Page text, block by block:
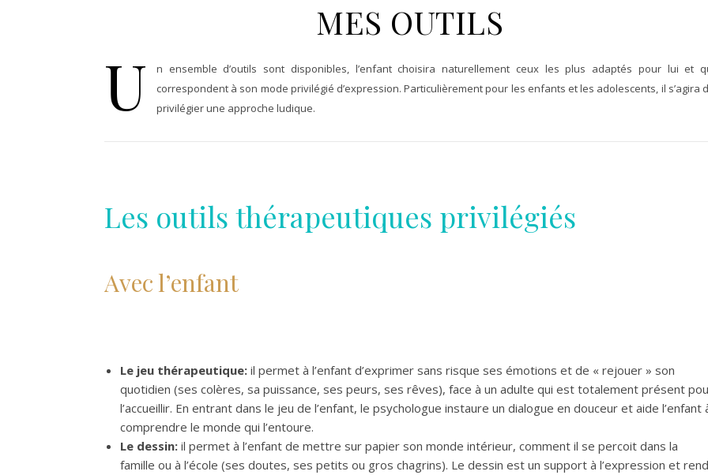
MES OUTILS
U
n ensemble d’outils sont disponibles, l’enfant choisira naturellement ceux les plus adaptés pour lui et
correspondent à son mode privilégié d’expression. Particulièrement pour les enfants et les adolescents, il s’agira
privilégier une approche ludique.
Les outils thérapeutiques privilégiés
Avec l’enfant
Le jeu thérapeutique: il permet à l’enfant d’exprimer sans risque ses émotions et de « rejouer » son
quotidien (ses colères, sa puissance, ses peurs, ses rêves), face à un adulte qui est totalement présent
l’accueillir. En entrant dans le jeu de l’enfant, le psychologue instaure un dialogue en douceur et aide l’enfant
comprendre le monde qui l’entoure.
Le dessin: il permet à l’enfant de mettre sur papier son monde intérieur, comment il se percoit dans la
famille ou à l’école (ses doutes, ses petits ou gros chagrins). Le dessin est un support à l’expression et rend